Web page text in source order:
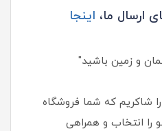
ارسال ما، اینجا
و زمین باشید"
شاکریم که شما فروشگاه
را انتخاب و همراهی